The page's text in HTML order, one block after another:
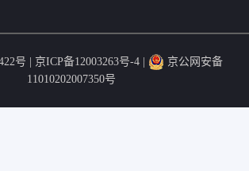
号 | 京ICP备12003263号-4|
京公网安备
11010202007350号